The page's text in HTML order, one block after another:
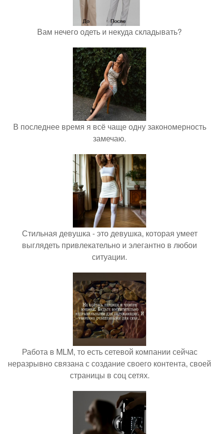
Вам нечего одеть и некуда складывать?
В последнее время я всё чаще одну закономерность
замечаю.
Стильная девушка - это девушка, которая умеет
выглядеть привлекательно и элегантно в любои
ситуации.
Работа в MLM, то есть сетевой компании сейчас
неразрывно связана с создание своего контента, своей
страницы в соц сетях.